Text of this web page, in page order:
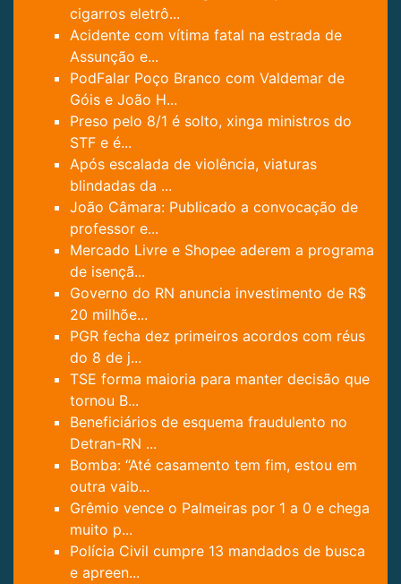
cigarros eletrô...
Acidente com vítima fatal na estrada de
Assunção e...
PodFalar Poço Branco com Valdemar de
Góis e João H...
Preso pelo 8/1 é solto, xinga ministros do
STF e é...
Após escalada de violência, viaturas
blindadas da ...
João Câmara: Publicado a convocação de
professor e...
Mercado Livre e Shopee aderem a programa
de isençã...
Governo do RN anuncia investimento de R$
20 milhõe...
PGR fecha dez primeiros acordos com réus
do 8 de j...
TSE forma maioria para manter decisão que
tornou B...
Beneficiários de esquema fraudulento no
Detran-RN ...
Bomba: “Até casamento tem fim, estou em
outra vaib...
Grêmio vence o Palmeiras por 1 a 0 e chega
muito p...
Polícia Civil cumpre 13 mandados de busca
e apreen...